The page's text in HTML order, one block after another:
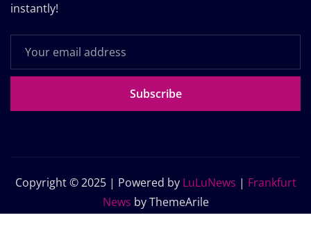
instantly!
Subscribe
Copyright © 2025 | Powered by LuLuNews | Frankfurt
News by ThemeArile